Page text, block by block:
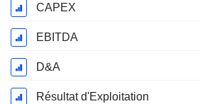
CAPEX
EBITDA
D&A
Résultat d'Exploitation